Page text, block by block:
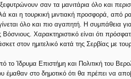
σαν τα μανιτάρια όλο και
και η τουρκική μιντιακή προσφορά, από
όλο και πιο αγαπητή. Η συμπάθεια
Χαρακτηριστικό είναι ότι
στον ημιτελικό κατά της Σερβίας με
το Ίδρυμα Επιστήμη και Πολιτική του
έμαθαν στο δημοτικό ότι θα πρέπει να